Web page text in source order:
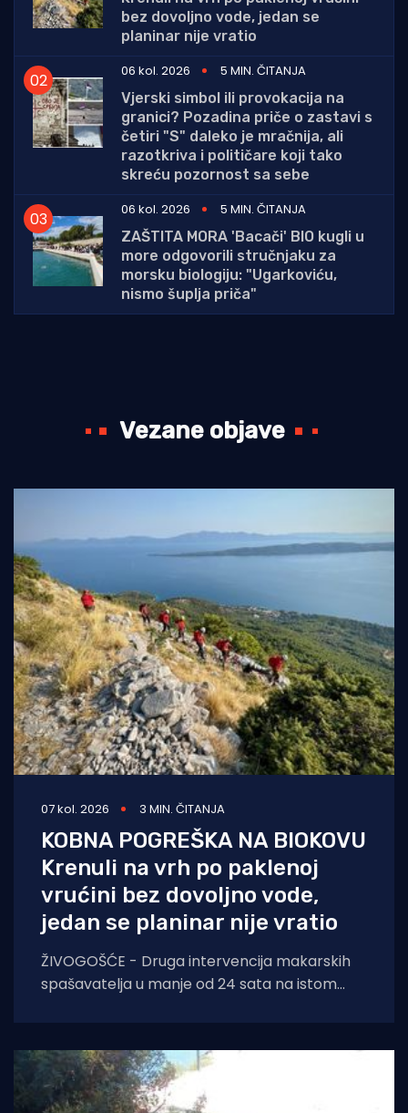
bez dovoljno vode, jedan se
planinar nije vratio
06 kol. 2026
5 MIN. ČITANJA
Vjerski simbol ili provokacija na
granici? Pozadina priče o zastavi s
četiri "S" daleko je mračnija, ali
razotkriva i političare koji tako
skreću pozornost sa sebe
06 kol. 2026
5 MIN. ČITANJA
ZAŠTITA MORA 'Bacači' BIO kugli u
more odgovorili stručnjaku za
morsku biologiju: "Ugarkoviću,
nismo šuplja priča"
Vezane objave
07 kol. 2026 3 MIN. ČITANJA
KOBNA POGREŠKA NA BIOKOVU
Krenuli na vrh po paklenoj
vrućini bez dovoljno vode,
jedan se planinar nije vratio
ŽIVOGOŠĆE - Druga intervencija makarskih
spašavatelja u manje od 24 sata na istom